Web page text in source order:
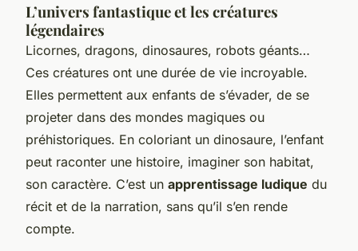
L’univers fantastique et les créatures
légendaires
Licornes, dragons, dinosaures, robots géants…
Ces créatures ont une durée de vie incroyable.
Elles permettent aux enfants de s’évader, de se
projeter dans des mondes magiques ou
préhistoriques. En coloriant un dinosaure, l’enfant
peut raconter une histoire, imaginer son habitat,
son caractère. C’est un apprentissage ludique du
récit et de la narration, sans qu’il s’en rende
compte.